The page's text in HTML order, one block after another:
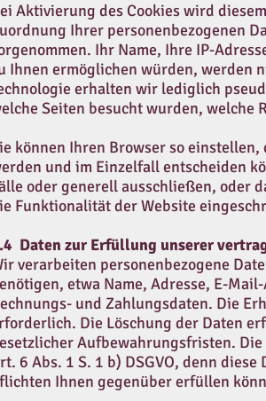
Aktivierung des Cookies wird
Ihrer personenbezogenen
Ihr Name, Ihre IP-
Ihnen ermöglichen würden, werden
erhalten wir lediglich
Seiten besucht wurden, welche
können Ihren Browser so
und im Einzelfall entscheiden
oder generell ausschließen, oder
Funktionalität der Website
Daten zur Erfüllung unserer
verarbeiten personenbezogene
etwa Name, Adresse, E-
und Zahlungsdaten. Die
Die Löschung der Daten
Aufbewahrungsfristen.
6 Abs. 1 S. 1 b) DSGVO, denn
Ihnen gegenüber erfüllen